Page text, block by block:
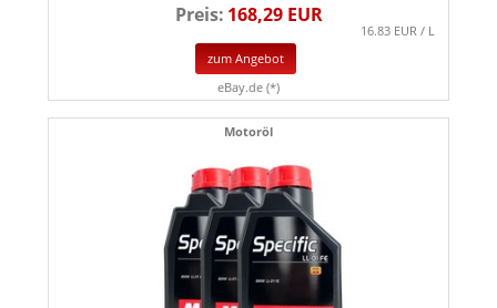
Preis: 168,29 EUR
16.83 EUR / L
zum Angebot
eBay.de (*)
Motoröl